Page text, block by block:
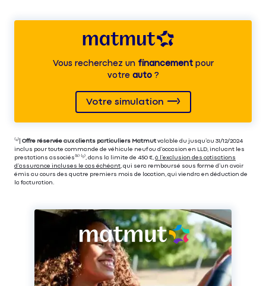
Vous recherchez unfinancementpour
votre auto?
Votre simulation
⁽⁴⁾| Offre réservée aux clients particuliers Matmut valable du jusqu’au 31/12/2024
inclus pour toute commande de véhicule neuf ou d’occasion en LLD, incluant les
prestations associés⁽³⁾ ⁽⁵⁾, dans la limite de 450 €, à l’exclusion des cotisations
d’assurance incluses le cas échéant , qui sera remboursé sous forme d’un avoir
émis au cours des quatre premiers mois de location, qui viendra en déduction de
la facturation.